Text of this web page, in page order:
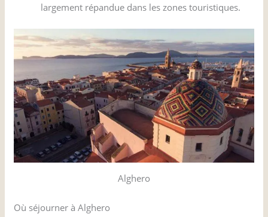
largement répandue dans les zones touristiques.
Alghero
Où séjourner à Alghero